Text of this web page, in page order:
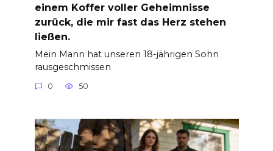
einem Koffer voller Geheimnisse
zurück, die mir fast das Herz stehen
ließen.
Mein Mann hat unseren 18-jährigen Sohn
rausgeschmissen
0 50